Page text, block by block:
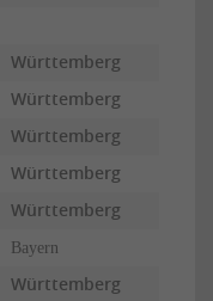
Württemberg
Württemberg
Württemberg
Württemberg
Württemberg
Bayern
Württemberg